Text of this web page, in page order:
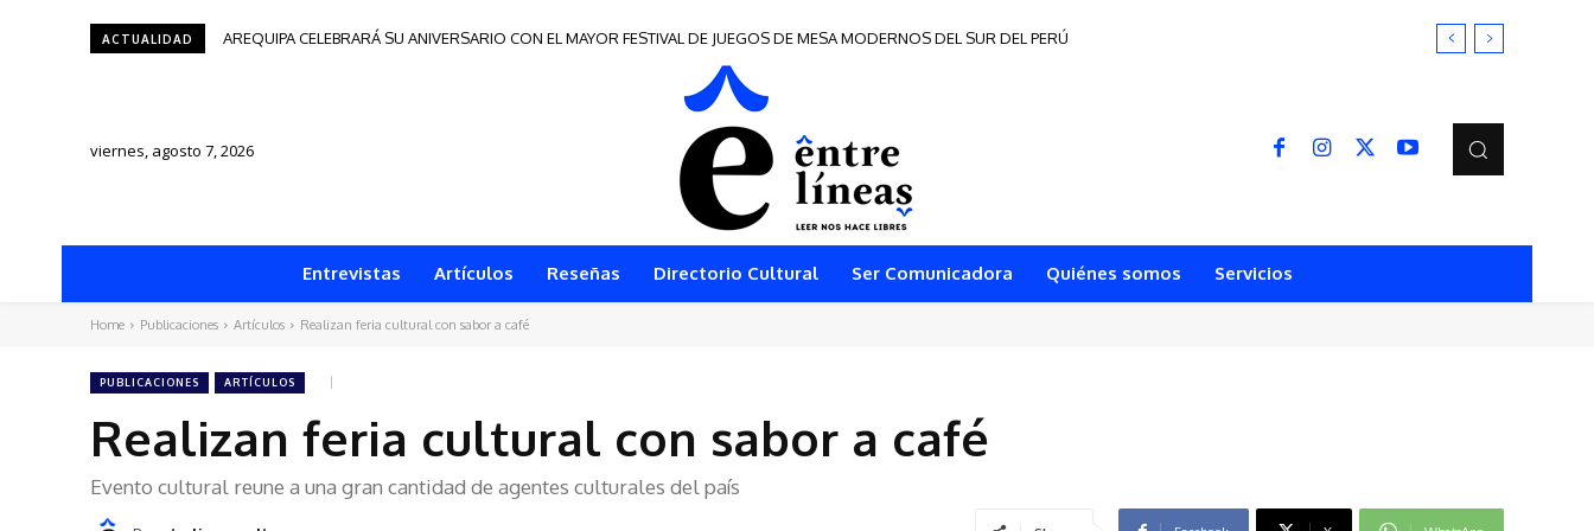
ACTUALIDAD AREQUIPA CELEBRARÁ SU ANIVERSARIO CON EL MAYOR FESTIVAL DE JUEGOS DE MESA MODERNOS DEL SUR DEL PERÚ
viernes, agosto 7, 2026
Entrevistas Artículos Reseñas Directorio Cultural Ser Comunicadora Quiénes somos Servicios
Home Publicaciones Artículos Realizan feria cultural con sabor a café
PUBLICACIONES ARTÍCULOS
Realizan feria cultural con sabor a café
Evento cultural reune a una gran cantidad de agentes culturales del país